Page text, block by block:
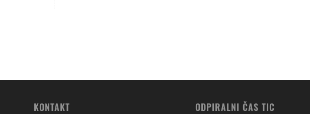
KONTAKT ODPIRALNI ČAS TIC